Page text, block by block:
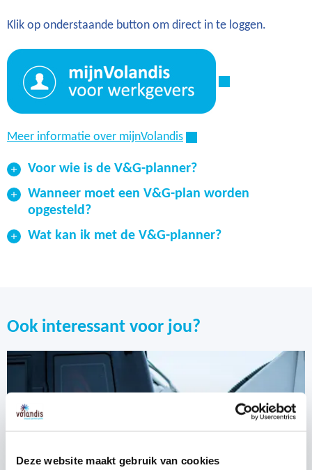
Deze website maakt gebruik van cookies
Klik op onderstaande button om direct in te loggen.
Meer informatie over mijnVolandis
Voor wie is de V&G-planner?
Wanneer moet een V&G-plan worden
opgesteld?
inventarisatie en -evaluatie
Wat kan ik met de V&G-planner?
Ook interessant voor jou?